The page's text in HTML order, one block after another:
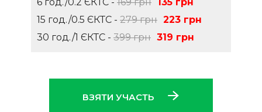
15 год./0.5 ЄКТС - 279 грн 223 грн
30 год./1 ЄКТС - 399 грн 319 грн
ВЗЯТИ УЧАСТЬ